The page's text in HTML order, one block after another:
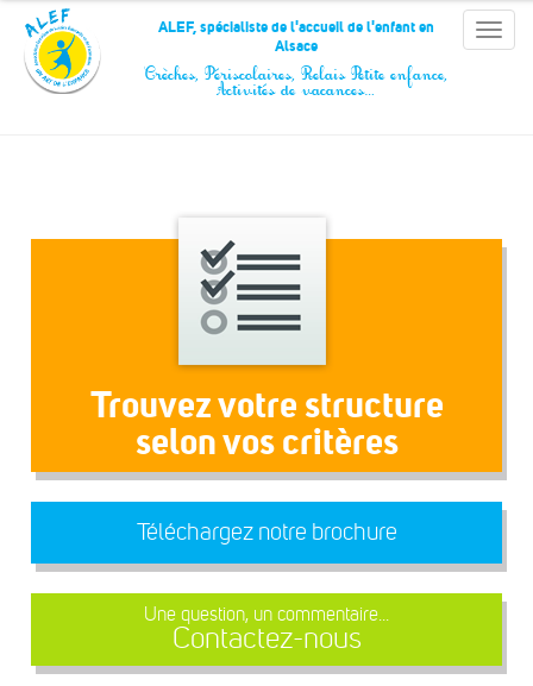
Panneau de gestion des cookies
Toggle
ALEF, spécialiste de l'accueil de l'enfant en
Alsace
Crèches, Périscolaires, Relais Petite enfance,
Activités de vacances…
Trouvez votre structure
selon vos critères
Téléchargez notre brochure
Une question, un commentaire...
Contactez-nous